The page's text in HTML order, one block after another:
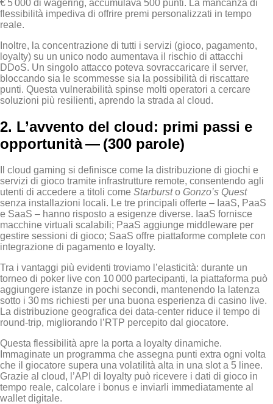
€ 5 000 di wagering, accumulava 500 punti. La mancanza di
flessibilità impediva di offrire premi personalizzati in tempo
reale.
Inoltre, la concentrazione di tutti i servizi (gioco, pagamento,
loyalty) su un unico nodo aumentava il rischio di attacchi
DDoS. Un singolo attacco poteva sovraccaricare il server,
bloccando sia le scommesse sia la possibilità di riscattare
punti. Questa vulnerabilità spinse molti operatori a cercare
soluzioni più resilienti, aprendo la strada al cloud.
2. L’avvento del cloud: primi passi e
opportunità — (300 parole)
Il cloud gaming si definisce come la distribuzione di giochi e
servizi di gioco tramite infrastrutture remote, consentendo agli
utenti di accedere a titoli come Starbursto Gonzo’s Quest
senza installazioni locali. Le tre principali offerte – IaaS, PaaS
e SaaS – hanno risposto a esigenze diverse. IaaS fornisce
macchine virtuali scalabili; PaaS aggiunge middleware per
gestire sessioni di gioco; SaaS offre piattaforme complete con
integrazione di pagamento e loyalty.
Tra i vantaggi più evidenti troviamo l’elasticità: durante un
torneo di poker live con 10 000 partecipanti, la piattaforma può
aggiungere istanze in pochi secondi, mantenendo la latenza
sotto i 30 ms richiesti per una buona esperienza di casino live.
La distribuzione geografica dei data‑center riduce il tempo di
round‑trip, migliorando l’RTP percepito dal giocatore.
Questa flessibilità apre la porta a loyalty dinamiche.
Immaginate un programma che assegna punti extra ogni volta
che il giocatore supera una volatilità alta in una slot a 5 linee.
Grazie al cloud, l’API di loyalty può ricevere i dati di gioco in
tempo reale, calcolare i bonus e inviarli immediatamente al
wallet digitale.